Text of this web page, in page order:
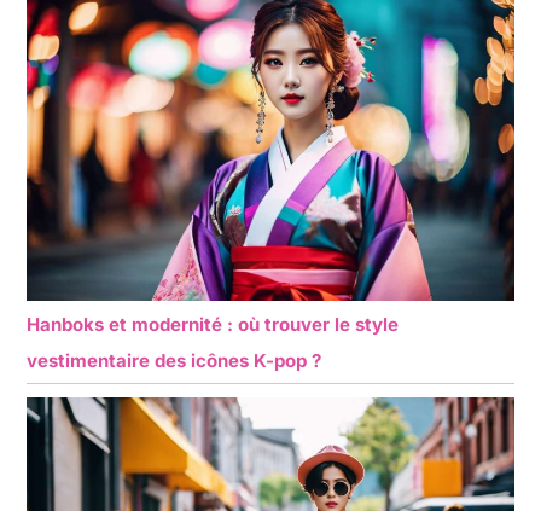
Hanboks et modernité : où trouver le style
vestimentaire des icônes K-pop ?